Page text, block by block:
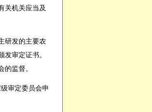
关机关应当及
研发的主要农
审定证书。
监督。
审定委员会申